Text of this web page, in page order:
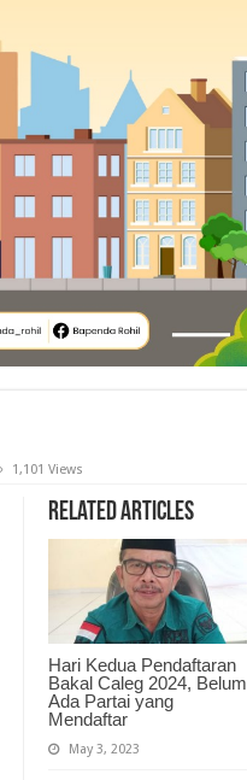
1,101 Views
Related Articles
Hari Kedua Pendaftaran
Bakal Caleg 2024, Belum
Ada Partai yang
Mendaftar
May 3, 2023